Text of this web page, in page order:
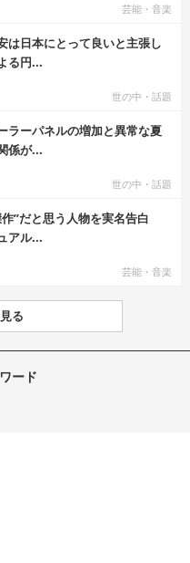
芸能・音楽
は日本にとって良いと主張し
る円...
世の中・話題
ラーパネルの増加と異常な夏
係が...
世の中・話題
”だと思う人物を実名告白
アル...
芸能・音楽
る
ード